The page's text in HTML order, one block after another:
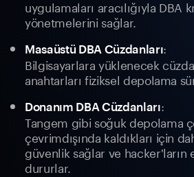
uygulamaları aracılığıyla
yönetmelerini sağlar.
Masaüstü DBA Cüzdanları:
Bilgisayarlara yüklenecek
anahtarları fiziksel depolama
Donanım DBA Cüzdanları:
Tangem gibi soğuk depolama
çevrimdışında kaldıkları için
güvenlik sağlar ve hacker'ların
dururlar.